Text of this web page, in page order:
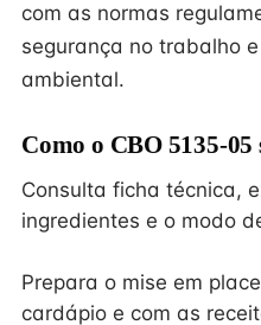
com as normas
segurança no trabalho
ambiental.
Como o CBO 5135-
Consulta ficha técnica,
ingredientes e o modo
Prepara o mise em
cardápio e com as